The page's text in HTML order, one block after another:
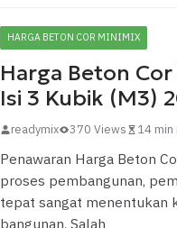
HARGA BETON COR MINIMIX
Harga Beton
Isi 3 Kubik (M3)
readymix 370 Views 14 min
Penawaran Harga Beton
proses pembangunan,
tepat sangat menentukan